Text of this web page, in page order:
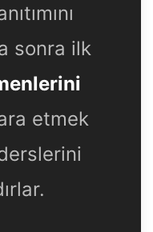
sonra ilk
etmek